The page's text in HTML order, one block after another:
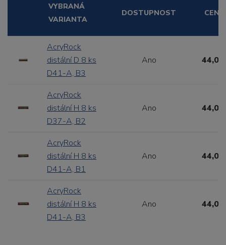
VYBRANÁ
VARIANTA
DOSTUPNOST CENA
AcryRock
distální D 8 ks
D41-A, B3
Ano 44,00
AcryRock
distální H 8 ks
D37-A, B2
Ano 44,00
AcryRock
distální H 8 ks
D41-A, B1
Ano 44,00
AcryRock
distální H 8 ks
D41-A, B3
Ano 44,00